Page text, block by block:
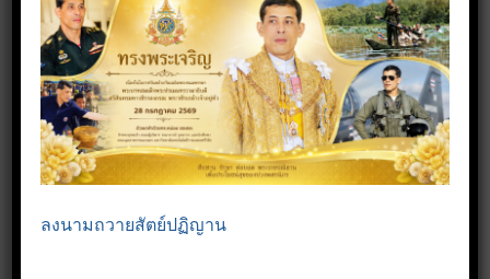
คณะอุตสาหกรรมเกษตร มทร.ศรีวิชัย
ผนึกกำลังโรงเรียนมัธยมในเครืออำเภอ
ทุ่งใหญ่ หารือเพื่อร่วมพัฒนาการเรียนการ
สอน มุ่งสร้างเยาวชนสู่ผู้ประกอบการใน
อนาคต
20 กรกฎาคม 2026
Read more
ลงนามถวายสัตย์ปฏิญาน